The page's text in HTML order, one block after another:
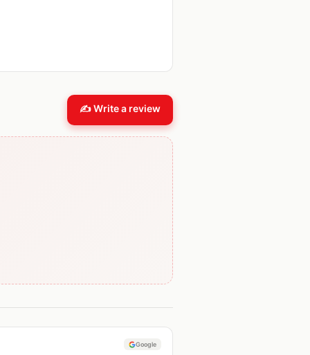
✍️ Write a review
Google